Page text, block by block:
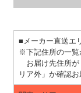
■メーカー直送エ
※下記住所の一覧
お届け先住所が
リア外」か確認お